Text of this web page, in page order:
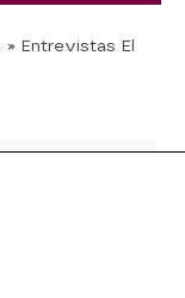
» Entrevistas El